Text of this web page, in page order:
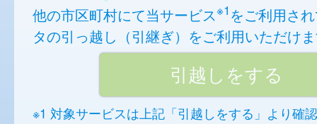
他の市区町村にて当サービス※1 をご利用さ
タの引っ越し（引継ぎ）をご利用いただけ
※1 対象サービスは上記「引越しをする」より確